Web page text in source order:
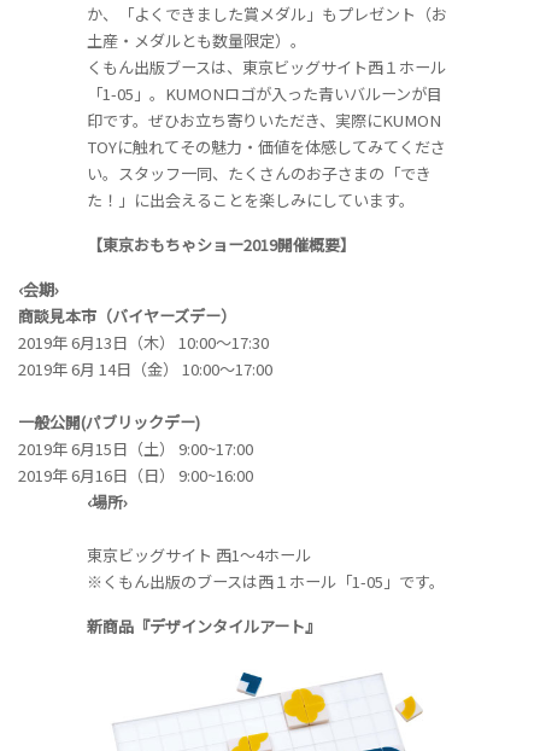
か、「よくできました賞メダル」もプレゼント（お
土産・メダルとも数量限定）。
くもん出版ブースは、東京ビッグサイト西１ホール
「1-05」。KUMONロゴが入った青いバルーンが目
印です。ぜひお立ち寄りいただき、実際にKUMON
TOYに触れてその魅力・価値を体感してみてくださ
い。スタッフ一同、たくさんのお子さまの「でき
た！」に出会えることを楽しみにしています。
【東京おもちゃショー2019開催概要】
‹会期›
商談見本市（バイヤーズデー）
2019年 6月13日（木） 10:00～17:30
2019年 6月 14日（金） 10:00～17:00
一般公開(パブリックデー)
2019年 6月15日（土） 9:00~17:00
2019年 6月16日（日） 9:00~16:00
‹場所›
東京ビッグサイト 西1～4ホール
※くもん出版のブースは西１ホール「1-05」です。
新商品『デザインタイルアート』